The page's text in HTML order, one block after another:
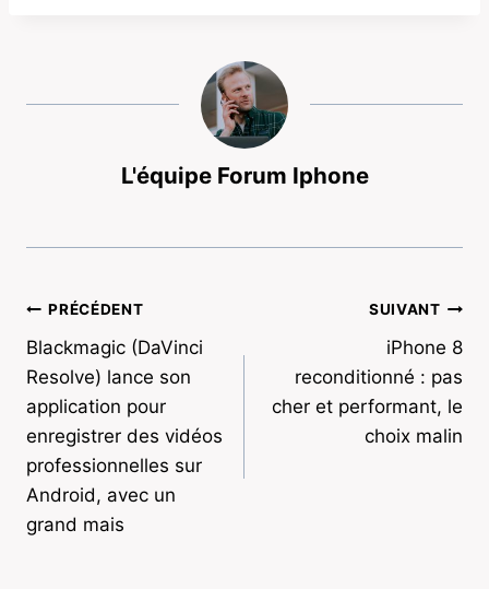
L'équipe Forum Iphone
Navigation
de
l’article
PRÉCÉDENT
Blackmagic (DaVinci
Resolve) lance son
application pour
enregistrer des vidéos
professionnelles sur
Android, avec un
grand mais
SUIVANT
iPhone 8
reconditionné : pas
cher et performant, le
choix malin